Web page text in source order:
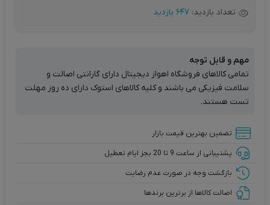
تعداد بازدید: 647 بازدید
مهم و قابل توجه
تمامی کالاهای فروشگاه اهواز دیجیتال دارای گارانتی اصالت و
سلامت فیزیکی می باشند و کلیه کالاهای استوک دارای ده روز مهلت
تست هستند.
تضمین بهترین قیمت بازار
پشتیبانی از ساعت 9 تا 20 بجز ایام تعطیل
بازگشت وجه در صورت عدم رضایت
اصالت کالاها از برترین برندها